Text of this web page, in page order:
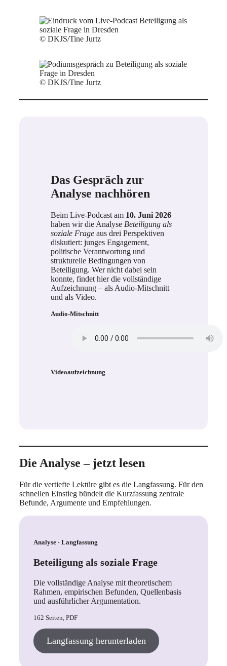
© DKJS/Tine Jurtz
© DKJS/Tine Jurtz
Das Gespräch zur
Analyse nachhören
Beim Live-Podcast am 10. Juni 2026
haben wir die Analyse Beteiligung als
soziale Frage aus drei Perspektiven
diskutiert: junges Engagement,
politische Verantwortung und
strukturelle Bedingungen von
Beteiligung. Wer nicht dabei sein
konnte, findet hier die vollständige
Aufzeichnung – als Audio-Mitschnitt
und als Video.
Audio-Mitschnitt
Videoaufzeichnung
Externer Inhalt von
Dabei können Daten an
Die Analyse – jetzt lesen
Für die vertiefte Lektüre gibt es die Langfassung. Für den
schnellen Einstieg bündelt die Kurzfassung zentrale
Befunde, Argumente und Empfehlungen.
Analyse · Langfassung
Beteiligung als soziale Frage
Die vollständige Analyse mit theoretischem
Rahmen, empirischen Befunden, Quellenbasis
und ausführlicher Argumentation.
162 Seiten, PDF
Langfassung herunterladen